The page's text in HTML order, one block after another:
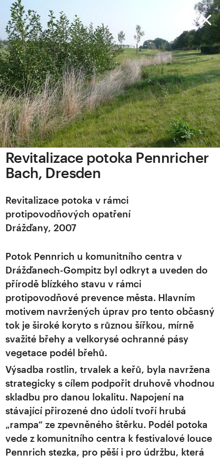
Revitalizace potoka Pennricher
Bach, Dresden
Revitalizace potoka v rámci
protipovodňových opatření
Drážďany, 2007
Potok Pennrich u komunitního centra v
Drážďanech-Gompitz byl odkryt a uveden do
přírodě blízkého stavu v rámci
protipovodňové prevence města. Hlavním
motivem navržených úprav pro tento občasný
tok je široké koryto s různou šířkou, mírně
svažité břehy a velkorysé ochranné pásy
vegetace podél břehů.
Výsadba rostlin, trvalek a keřů, byla navržena
strategicky s cílem podpořit druhově vhodnou
skladbu pro danou lokalitu. Napojení na
stávající přirozené dno údolí tvoří hrubá
„rampa“ ze zpevněného štěrku. Podél potoka
vede z komunitního centra k festivalové louce
Pennrich stezka, pro pěší i pro údržbu, která